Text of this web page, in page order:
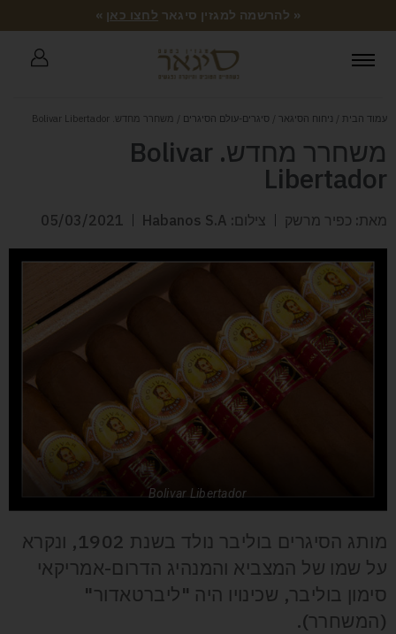
« להרשמה למגזין סיגאר לחצו כאן »
עמוד הבית / ניחוח הסיגאר / סיגרים-עולם הסיגרים / משחרר מחדש. Bolivar Libertador
משחרר מחדש. Bolivar
Libertador
מאת: כפיר מרשק צילום: Habanos S.A 05/03/2021
Bolivar Libertador
מותג הסיגרים בוליבר נולד בשנת 1902, ונקרא
על שמו של המצביא והמנהיג הדרום-אמריקאי
סימון בוליבר, שכינויו היה "ליברטאדור"
(המשחרר).